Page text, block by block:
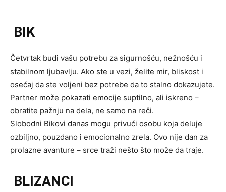
BIK
Četvrtak budi vašu potrebu za sigurnošću, nežnošću i
stabilnom ljubavlju. Ako ste u vezi, želite mir, bliskost i
osećaj da ste voljeni bez potrebe da to stalno dokazujete.
Partner može pokazati emocije suptilno, ali iskreno –
obratite pažnju na dela, ne samo na reči.
Slobodni Bikovi danas mogu privući osobu koja deluje
ozbiljno, pouzdano i emocionalno zrela. Ovo nije dan za
prolazne avanture – srce traži nešto što može da traje.
BLIZANCI